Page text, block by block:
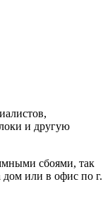
и другую
сбоями, так
или в офис по г.